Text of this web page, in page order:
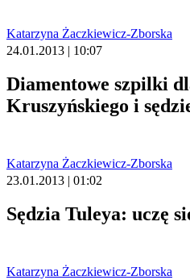
Katarzyna Żaczkiewicz-Zborska
24.01.2013 | 10:07
Diamentowe szpilki
Kruszyńskiego i
Katarzyna Żaczkiewicz-Zborska
23.01.2013 | 01:02
Sędzia Tuleya: uczę
Katarzyna Żaczkiewicz-Zborska